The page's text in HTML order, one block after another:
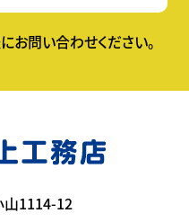
お問い合わせください。
山1114-12